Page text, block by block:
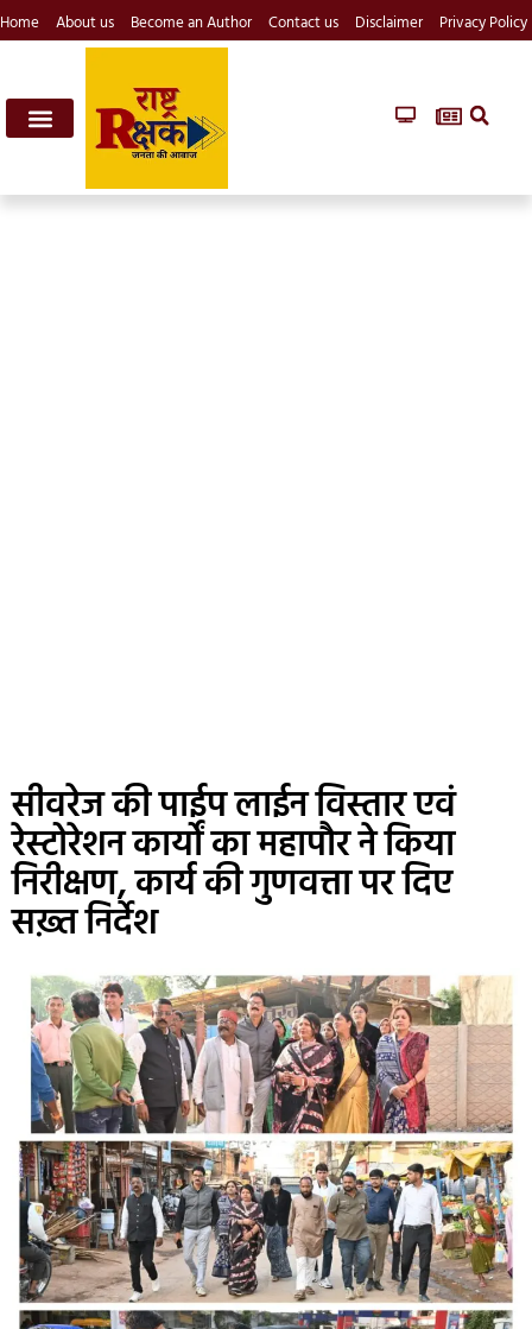
Home About us Become an Author Contact us Disclaimer Privacy Policy
सीवरेज की पाईप लाईन विस्तार एवं
रेस्टोरेशन कार्यों का महापौर ने किया
निरीक्षण, कार्य की गुणवत्ता पर दिए
सख़्त निर्देश